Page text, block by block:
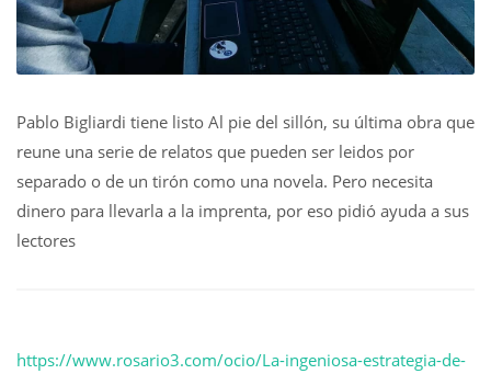
Pablo Bigliardi tiene listo Al pie del sillón, su última obra que
reune una serie de relatos que pueden ser leidos por
separado o de un tirón como una novela. Pero necesita
dinero para llevarla a la imprenta, por eso pidió ayuda a sus
lectores
https://www.rosario3.com/ocio/La-ingeniosa-estrategia-de-